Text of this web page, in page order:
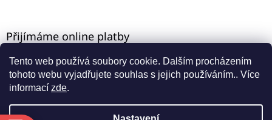
Tento web používá soubory cookie. Dalším procházením
tohoto webu vyjadřujete souhlas s jejich používáním.. Více
informací zde.
Přijímáme online platby